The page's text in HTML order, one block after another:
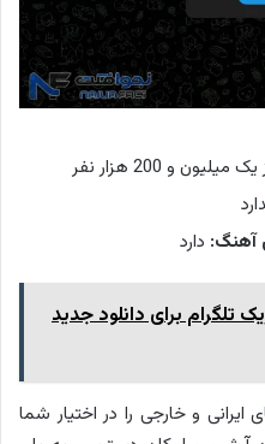
و 200 هزار نفر
آهنگ: دارد
تلگرام برای دانلود جدید
و خارجی را در اختیار شما